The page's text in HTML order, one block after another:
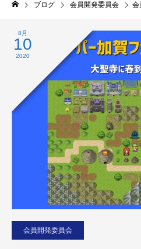
ブログ 会員開発委員会 会
8月
10
2020
会員開発委員会